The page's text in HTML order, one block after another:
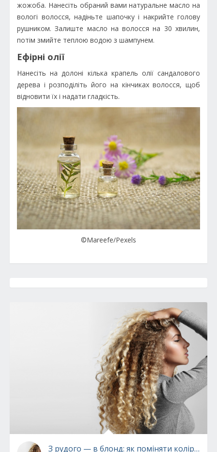
жожоба. Нанесіть обраний вами натуральне масло на
вологі волосся, надіньте шапочку і накрийте голову
рушником. Залиште масло на волосся на 30 хвилин,
потім змийте теплою водою з шампунем.
Ефірні олії
Нанесіть на долоні кілька крапель олії сандалового
дерева і розподіліть його на кінчиках волосся, щоб
відновити їх і надати гладкість.
©Mareefe/Pexels
З рудого — в блонд: як поміняти колір в